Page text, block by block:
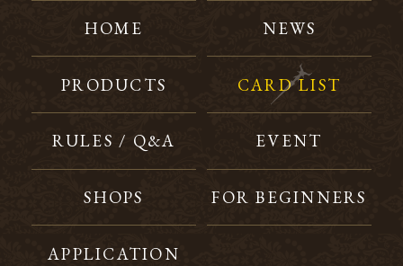
HOME NEWS
PRODUCTS CARD LIST
RULES / Q&A EVENT
SHOPS FOR BEGINNERS
APPLICATION